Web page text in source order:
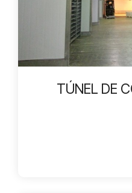
TÚNEL DE